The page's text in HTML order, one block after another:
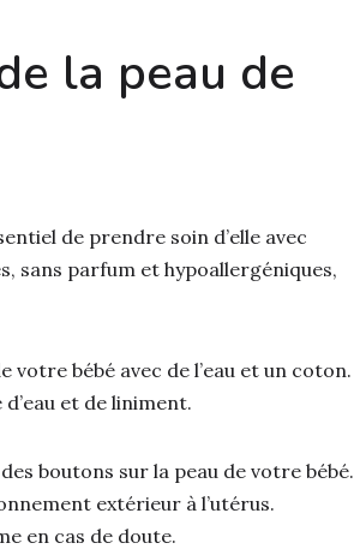
la peau de
de prendre soin d’elle avec
sans parfum et hypoallergéniques,
bébé avec de l’eau et un coton.
et de liniment.
boutons sur la peau de votre bébé.
extérieur à l’utérus.
en cas de doute.